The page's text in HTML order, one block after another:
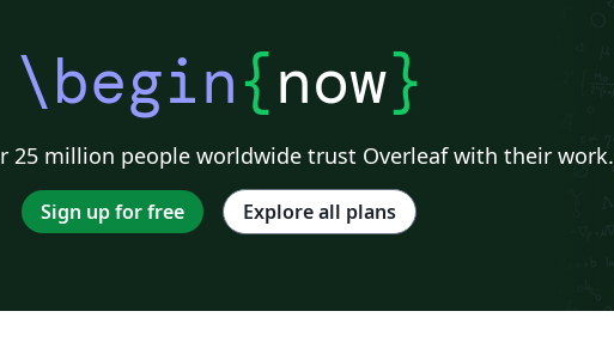
\begin{now}
25 million people worldwide trust Overleaf with their work.
Sign up for free Explore all plans